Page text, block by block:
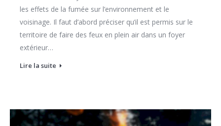
les effets de la fumée sur l’environnement et le
voisinage. Il faut d’abord préciser qu’il est permis sur le
territoire de faire des feux en plein air dans un foyer
extérieur…
Lire la suite